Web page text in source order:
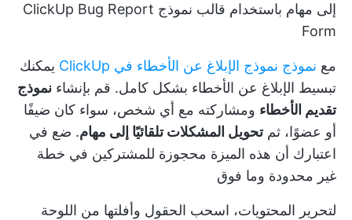
إلى مهام باستخدام قالب نموذج ClickUp Bug Report
Form
مع نموذج نموذج الإبلاغ عن الأخطاء في ClickUp
يمكنك
تبسيط الإبلاغ عن الأخطاء بشكل كامل. قم بإنشاء نموذج
تقديم الأخطاء ومشاركته مع أي شخص، سواء كان ضيفًا
أو عضوًا، ثمتحويل المشكلات تلقائيًا إلى مهام. ضع في
اعتبارك أن هذه الميزة محجوزة للمشتركين في خطة
غير محدودة وما فوق
لتحرير المحتويات، اسحب الحقول وأفلتها من اللوحة